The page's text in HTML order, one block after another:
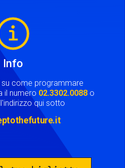
Info
come programmare
il numero 02.3302.0088 o
qui sotto